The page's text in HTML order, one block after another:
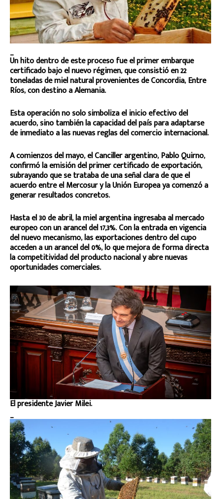
_
Un hito dentro de este proceso fue el primer embarque
certificado bajo el nuevo régimen, que consistió en 22
toneladas de miel natural provenientes de Concordia, Entre
Ríos, con destino a Alemania.
Esta operación no solo simboliza el inicio efectivo del
acuerdo, sino también la capacidad del país para adaptarse
de inmediato a las nuevas reglas del comercio internacional.
A comienzos del mayo, el Canciller argentino, Pablo Quirno,
confirmó la emisión del primer certificado de exportación,
subrayando que se trataba de una señal clara de que el
acuerdo entre el Mercosur y la Unión Europea ya comenzó a
generar resultados concretos.
Hasta el 30 de abril, la miel argentina ingresaba al mercado
europeo con un arancel del 17,3%. Con la entrada en vigencia
del nuevo mecanismo, las exportaciones dentro del cupo
acceden a un arancel del 0%, lo que mejora de forma directa
la competitividad del producto nacional y abre nuevas
oportunidades comerciales.
El presidente Javier Milei.
_